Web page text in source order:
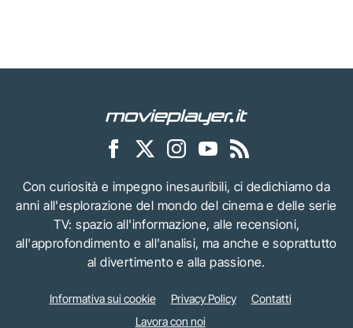
Con curiosità e impegno inesauribili, ci dedichiamo da
anni all'esplorazione del mondo del cinema e delle serie
TV: spazio all'informazione, alle recensioni,
all'approfondimento e all'analisi, ma anche e soprattutto
al divertimento e alla passione.
Informativa sui cookie Privacy Policy
Contatti
Lavora con noi